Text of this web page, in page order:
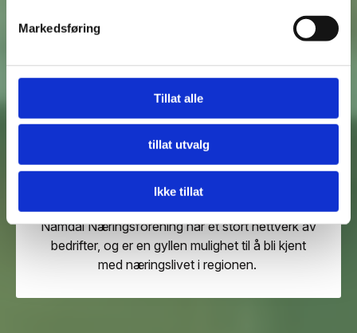
Markedsføring
Tillat alle
tillat utvalg
Ikke tillat
Nettverk
Namdal Næringsforening har et stort nettverk av
bedrifter, og er en gyllen mulighet til å bli kjent
med næringslivet i regionen.